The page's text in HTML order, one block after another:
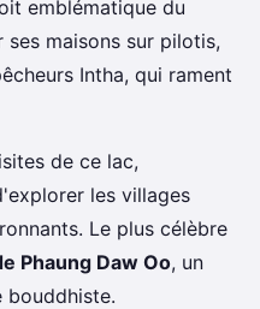
emblématique du
ses maisons sur pilotis,
Intha, qui rament
de ce lac,
les villages
Le plus célèbre
Phaung Daw Oo, un
bouddhiste.